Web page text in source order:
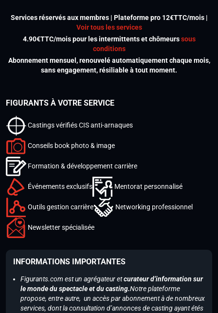
Services réservés aux membres | Plateforme pro 12€TTC/mois |
Voir tous les services
4.90€TTC/mois pour les intermittents et chômeurssous
conditions
Abonnement mensuel, renouvelé automatiquement chaque mois,
sans engagement, résiliable à tout moment.
FIGURANTS À VOTRE SERVICE
Castings vérifiés CIS anti-arnaques
Conseils book photo & image
Formation & développement carrière
Événements exclusifs Mentorat personnalisé
Outils gestion carrière Networking professionnel
Newsletter spécialisée
INFORMATIONS IMPORTANTES
Figurants.com est un agrégateur etcurateur d’information sur
le monde du spectacle et du casting.Notre plateforme
propose, entre autre, un accès par abonnement à de nombreux
services, dont la consultation d’annonces de casting ayant étés